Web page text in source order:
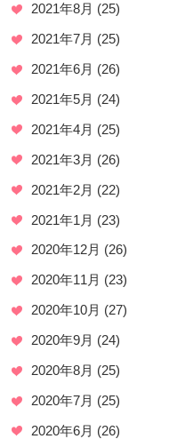
2021年8月 (25)
2021年7月 (25)
2021年6月 (26)
2021年5月 (24)
2021年4月 (25)
2021年3月 (26)
2021年2月 (22)
2021年1月 (23)
2020年12月 (26)
2020年11月 (23)
2020年10月 (27)
2020年9月 (24)
2020年8月 (25)
2020年7月 (25)
2020年6月 (26)